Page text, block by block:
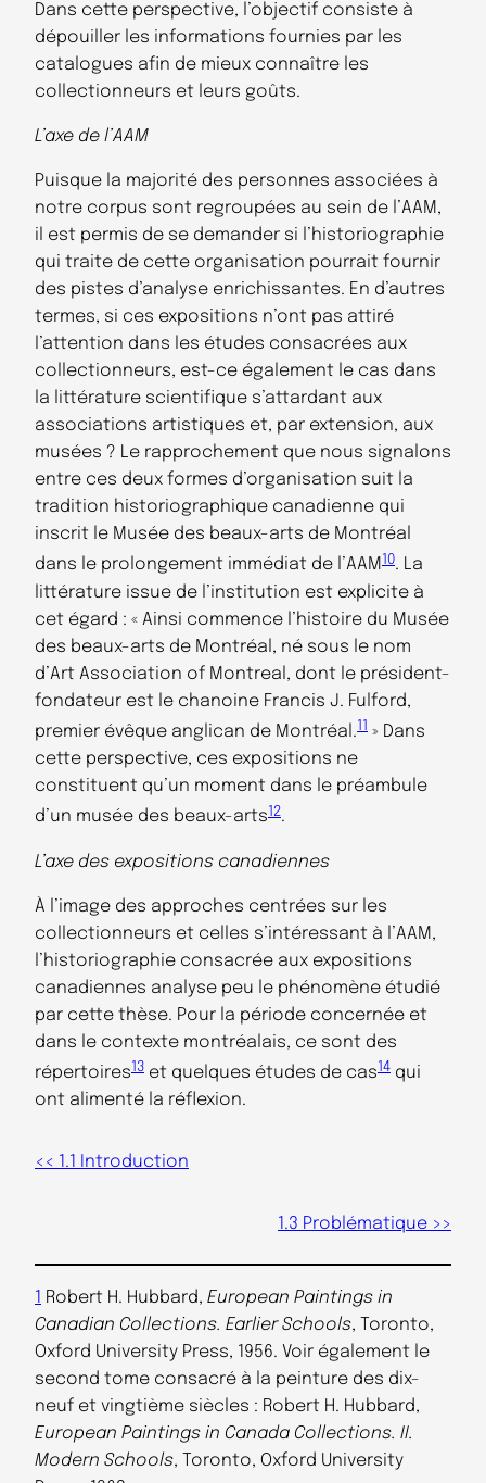
Dans cette perspective, l’objectif consiste à
dépouiller les informations fournies par les
catalogues afin de mieux connaître les
collectionneurs et leurs goûts.
L’axe de l’AAM
Puisque la majorité des personnes associées à
notre corpus sont regroupées au sein de l’AAM,
il est permis de se demander si l’historiographie
qui traite de cette organisation pourrait fournir
des pistes d’analyse enrichissantes. En d’autres
termes, si ces expositions n’ont pas attiré
l’attention dans les études consacrées aux
collectionneurs, est-ce également le cas dans
la littérature scientifique s’attardant aux
associations artistiques et, par extension, aux
musées ? Le rapprochement que nous signalons
entre ces deux formes d’organisation suit la
tradition historiographique canadienne qui
inscrit le Musée des beaux-arts de Montréal
dans le prolongement immédiat de l’AAM10. La
littérature issue de l’institution est explicite à
cet égard : « Ainsi commence l’histoire du Musée
des beaux-arts de Montréal, né sous le nom
d’Art Association of Montreal, dont le président-
fondateur est le chanoine Francis J. Fulford,
premier évêque anglican de Montréal.11 » Dans
cette perspective, ces expositions ne
constituent qu’un moment dans le préambule
d’un musée des beaux-arts12.
L’axe des expositions canadiennes
À l’image des approches centrées sur les
collectionneurs et celles s’intéressant à l’AAM,
l’historiographie consacrée aux expositions
canadiennes analyse peu le phénomène étudié
par cette thèse. Pour la période concernée et
dans le contexte montréalais, ce sont des
répertoires13 et quelques études de cas14 qui
ont alimenté la réflexion.
<< 1.1 Introduction
1.3 Problématique >>
1 Robert H. Hubbard, European Paintings in
Canadian Collections. Earlier Schools, Toronto,
Oxford University Press, 1956. Voir également le
second tome consacré à la peinture des dix-
neuf et vingtième siècles : Robert H. Hubbard,
European Paintings in Canada Collections. II.
Modern Schools, Toronto, Oxford University